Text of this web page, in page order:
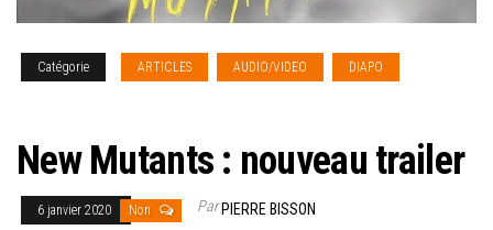
Catégorie ARTICLES AUDIO/VIDEO DIAPO
New Mutants : nouveau trailer
6 janvier 2020 Non ParPIERRE BISSON